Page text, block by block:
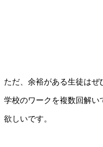
ただ、余裕がある生徒はぜ
学校のワークを複数回解い
欲しいです。